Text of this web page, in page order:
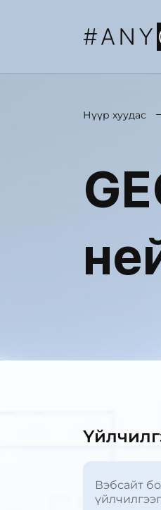
Нүүр хуудас
Вэбсайт